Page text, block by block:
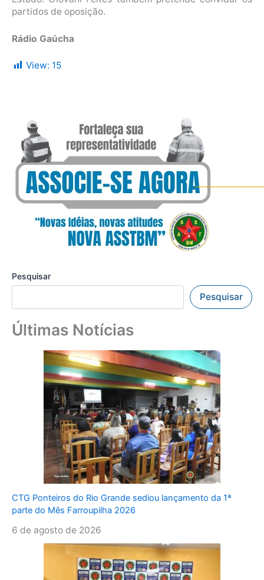
partidos de oposição.
Rádio Gaúcha
View: 15
Pesquisar
Pesquisar
Últimas Notícias
CTG Ponteiros do Rio Grande sediou lançamento da 1ª
parte do Mês Farroupilha 2026
6 de agosto de 2026